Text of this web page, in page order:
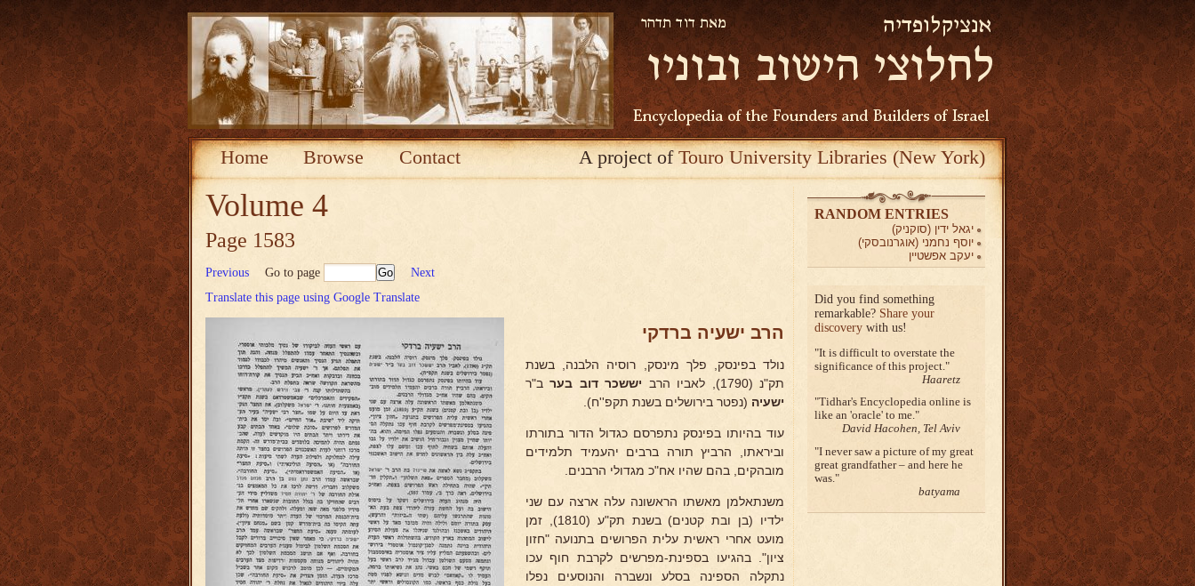
Home Browse Contact A project ofTouro University Libraries (New York)
Volume 4
Page 1583
Previous Go to page
Next
Translate this page using Google Translate
הרב ישעיה ברדקי
נולד בפינסק, פלך מינסק, רוסיה הלבנה, בשנת
תק"נ (1790), לאביו הרב
יששכר דוב בערב"ר
ישעיה (נפטר בירושלים בשנת תקפ''ח).
עוד בהיותו בפינסק נתפרסם כגדול הדור בתורתו
וביראתו, הרביץ תורה ברבים יהעמיד תלמידים
מובהקים, בהם שהיו אח"כ מגדולי הרבנים.
משנתאלמן מאשתו הראשונה עלה ארצה עם שני
ילדיו (בן ובת קטנים) בשנת תק"ע (1810), זמן
מועט אחרי ראשית עלית הפרושים בתנועה "חזון
ציון". בהגיעו בספינת-מפרשים לקרבת חוף עכו
נתקלה הספינה בסלע ונשברה והנוסעים נפלו
RANDOM ENTRIES
יגאל ידין (סוקניק)
יוסף נחמני (אוגרנובסקי)
יעקב אפשטיין
Did you find something
remarkable? Share your
discovery with us!
It is difficult to overstate the
significance of this project.
Haaretz
Tidhar's Encyclopedia online is
like an 'oracle' to me.
David Hacohen, Tel Aviv
I never saw a picture of my great
great grandfather – and here he
was.
batyama